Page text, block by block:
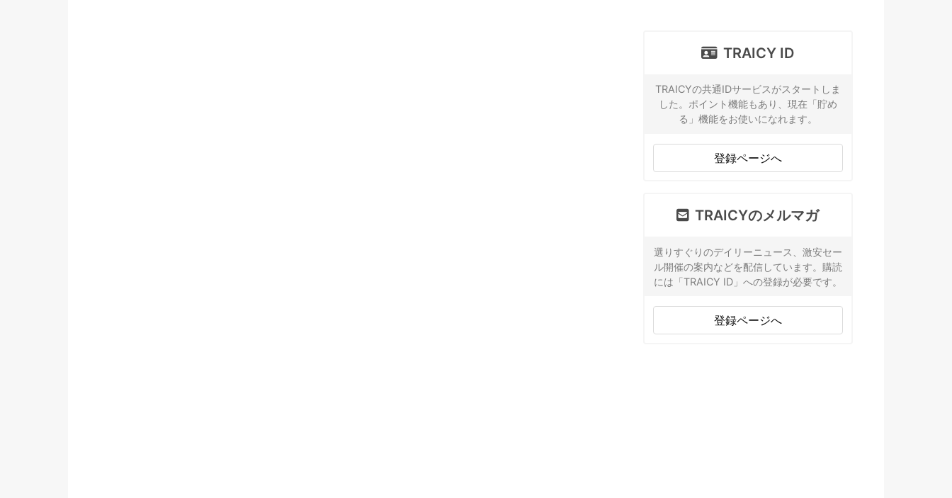
TRAICY ID
TRAICYの共通IDサービスがスタートしま
した。ポイント機能もあり、現在「貯め
る」機能をお使いになれます。
登録ページへ
TRAICYのメルマガ
選りすぐりのデイリーニュース、激安セー
ル開催の案内などを配信しています。購読
には「TRAICY ID」への登録が必要です。
登録ページへ